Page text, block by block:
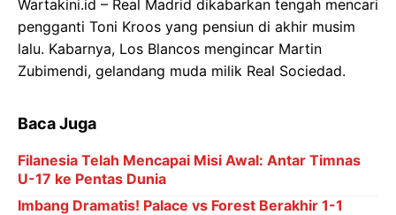
Wartakini.id – Real Madrid dikabarkan tengah mencari
pengganti Toni Kroos yang pensiun di akhir musim
lalu. Kabarnya, Los Blancos mengincar Martin
Zubimendi, gelandang muda milik Real Sociedad.
Baca Juga
Filanesia Telah Mencapai Misi Awal: Antar Timnas
U-17 ke Pentas Dunia
Imbang Dramatis! Palace vs Forest Berakhir 1-1